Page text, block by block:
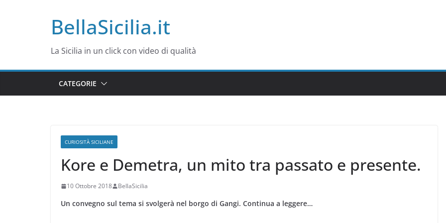
BellaSicilia.it
La Sicilia in un click con video di qualità
CATEGORIE
CURIOSITÀ SICILIANE
Kore e Demetra, un mito tra passato e presente.
10 Ottobre 2018 BellaSicilia
Un convegno sul tema si svolgerà nel borgo di Gangi. Continua a leggere…